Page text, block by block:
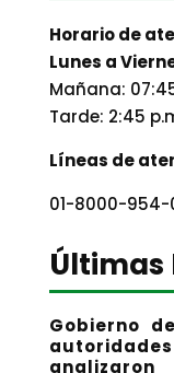
Horario de
Lunes a
Mañana:
Tarde: 2:45
Líneas de
01-8000-
Últimas
Gobierno